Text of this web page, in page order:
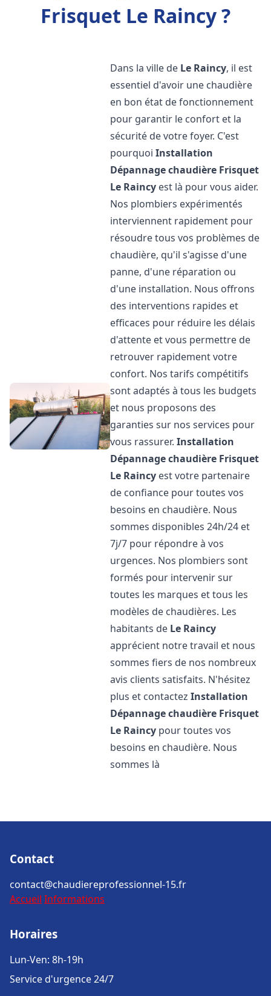
Frisquet Le Raincy ?
Dans la ville de Le Raincy, il est
essentiel d'avoir une chaudière
en bon état de fonctionnement
pour garantir le confort et la
sécurité de votre foyer. C'est
pourquoiInstallation
Dépannage chaudière Frisquet
Le Raincy est là pour vous aider.
Nos plombiers expérimentés
interviennent rapidement pour
résoudre tous vos problèmes de
chaudière, qu'il s'agisse d'une
panne, d'une réparation ou
d'une installation. Nous offrons
des interventions rapides et
efficaces pour réduire les délais
d'attente et vous permettre de
retrouver rapidement votre
confort. Nos tarifs compétitifs
sont adaptés à tous les budgets
et nous proposons des
garanties sur nos services pour
vous rassurer.Installation
Dépannage chaudière Frisquet
Le Raincy est votre partenaire
de confiance pour toutes vos
besoins en chaudière. Nous
sommes disponibles 24h/24 et
7j/7 pour répondre à vos
urgences. Nos plombiers sont
formés pour intervenir sur
toutes les marques et tous les
modèles de chaudières. Les
habitants de Le Raincy
apprécient notre travail et nous
sommes fiers de nos nombreux
avis clients satisfaits. N'hésitez
plus et contactezInstallation
Dépannage chaudière Frisquet
Le Raincy pour toutes vos
besoins en chaudière. Nous
sommes là
Contact
contact@chaudiereprofessionnel-15.fr
Accueil Informations
Horaires
Lun-Ven: 8h-19h
Service d'urgence 24/7